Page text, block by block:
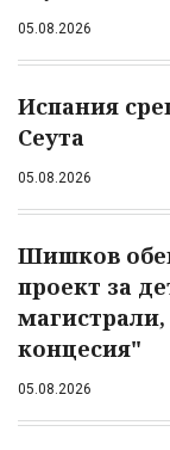
05.08.2026
Испания
Сеута
05.08.2026
Шишков
проект за
концесия"
05.08.2026